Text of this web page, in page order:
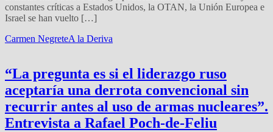
constantes críticas a Estados Unidos, la OTAN, la Unión Europea e
Israel se han vuelto […]
Carmen NegreteA la Deriva
“La pregunta es si el liderazgo ruso
aceptaría una derrota convencional sin
recurrir antes al uso de armas nucleares”.
Entrevista a Rafael Poch-de-Feliu